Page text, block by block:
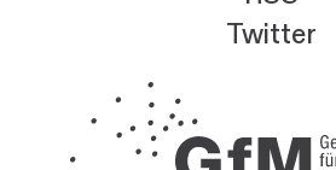
Twitter